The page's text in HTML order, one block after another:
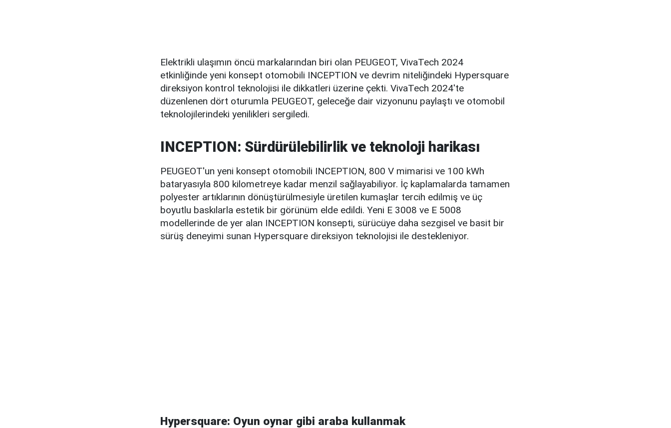
Elektrikli ulaşımın öncü markalarından biri olan PEUGEOT, VivaTech 2024
etkinliğinde yeni konsept otomobili INCEPTION ve devrim niteliğindeki Hypersquare
direksiyon kontrol teknolojisi ile dikkatleri üzerine çekti. VivaTech 2024'te
düzenlenen dört oturumla PEUGEOT, geleceğe dair vizyonunu paylaştı ve otomobil
teknolojilerindeki yenilikleri sergiledi.
INCEPTION: Sürdürülebilirlik ve teknoloji harikası
PEUGEOT'un yeni konsept otomobili INCEPTION, 800 V mimarisi ve 100 kWh
bataryasıyla 800 kilometreye kadar menzil sağlayabiliyor. İç kaplamalarda tamamen
polyester artıklarının dönüştürülmesiyle üretilen kumaşlar tercih edilmiş ve üç
boyutlu baskılarla estetik bir görünüm elde edildi. Yeni E 3008 ve E 5008
modellerinde de yer alan INCEPTION konsepti, sürücüye daha sezgisel ve basit bir
sürüş deneyimi sunan Hypersquare direksiyon teknolojisi ile destekleniyor.
Hypersquare: Oyun oynar gibi araba kullanmak